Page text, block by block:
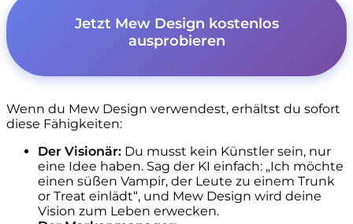
Jetzt Mew Design kostenlos
ausprobieren
Wenn du Mew Design verwendest, erhältst du sofort
diese Fähigkeiten:
Der Visionär: Du musst kein Künstler sein, nur
eine Idee haben. Sag der KI einfach: „Ich möchte
einen süßen Vampir, der Leute zu einem Trunk
or Treat einlädt“, und Mew Design wird deine
Vision zum Leben erwecken.